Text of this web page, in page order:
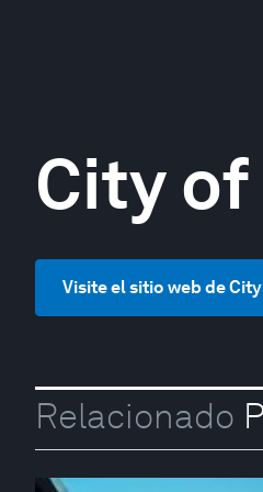
City
Visite el sitio web de
Relacionado